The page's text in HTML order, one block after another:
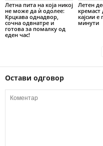
Летна пита на која никој
не може да ѝ одолее:
Крцкава однадвор,
сочна одвнатре и
готова за помалку од
еден час!
Летен
кремаст
кајсии е
минути
Остави одговор